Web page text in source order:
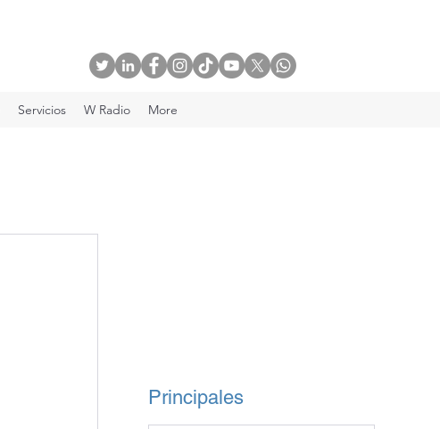
Servicios W Radio More
Principales